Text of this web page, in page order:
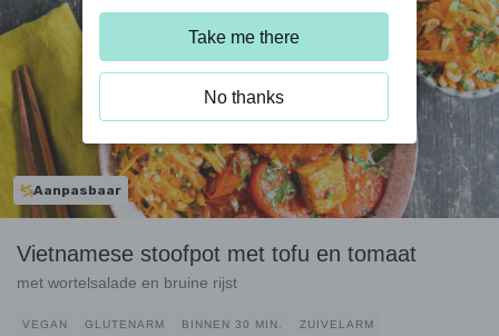
Aanpasbaar
Vietnamese stoofpot met tofu en tomaat
met wortelsalade en bruine rijst
VEGAN GLUTENARM BINNEN 30 MIN. ZUIVELARM
Take me there
No thanks